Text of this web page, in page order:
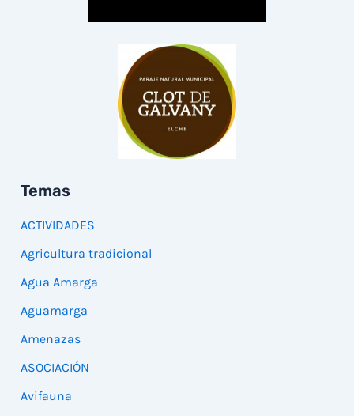
Temas
ACTIVIDADES
Agricultura tradicional
Agua Amarga
Aguamarga
Amenazas
ASOCIACIÓN
Avifauna